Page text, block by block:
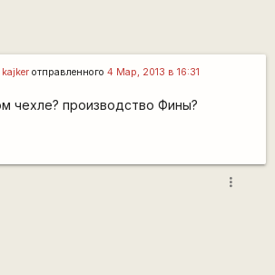
kajkerотправленного 4 Мар, 2013 в 16:31
чехле? производство Фины?
more_vert